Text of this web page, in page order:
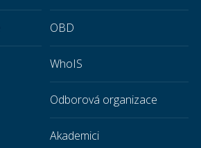
OBD
WhoIS
Odborová organizace
Akademici